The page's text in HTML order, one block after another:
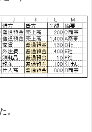
。